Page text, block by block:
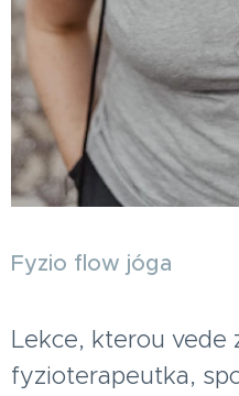
Fyzio flow jóga
Lekce, kterou vede
fyzioterapeutka,